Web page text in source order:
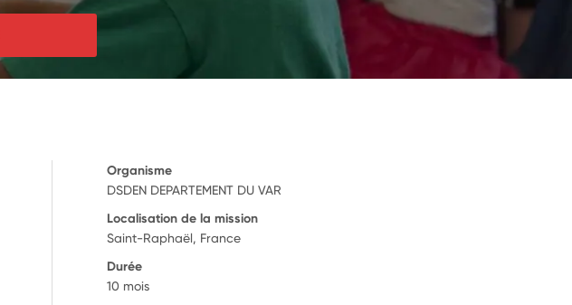
Organisme
DSDEN DEPARTEMENT DU VAR
Localisation de la mission
Saint-Raphaël, France
Durée
10 mois